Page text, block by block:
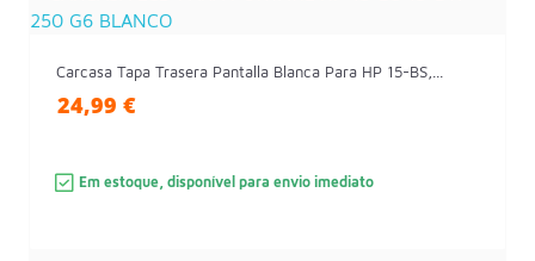
Carcasa Tapa Trasera Pantalla Blanca Para HP 15-BS,...
24,99 €
Em estoque, disponível para envio imediato